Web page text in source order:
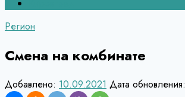
Регион
Смена на комбинате
Добавлено: 10.09.2021 Дата обновления: